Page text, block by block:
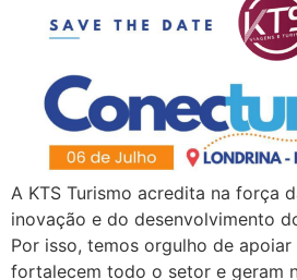
A KTS Turismo acredita na força
inovação e do desenvolvimento
Por isso, temos orgulho de
fortalecem todo o setor e geram